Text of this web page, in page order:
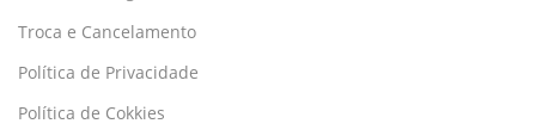
Troca e Cancelamento
Política de Privacidade
Política de Cokkies